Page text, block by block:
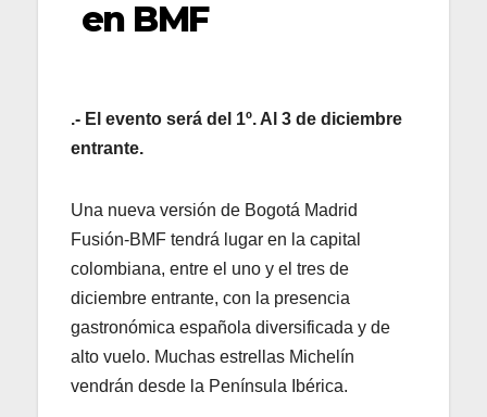
en BMF
.- El evento será del 1º. Al 3 de diciembre
entrante.
Una nueva versión de Bogotá Madrid
Fusión-BMF tendrá lugar en la capital
colombiana, entre el uno y el tres de
diciembre entrante, con la presencia
gastronómica española diversificada y de
alto vuelo. Muchas estrellas Michelín
vendrán desde la Península Ibérica.